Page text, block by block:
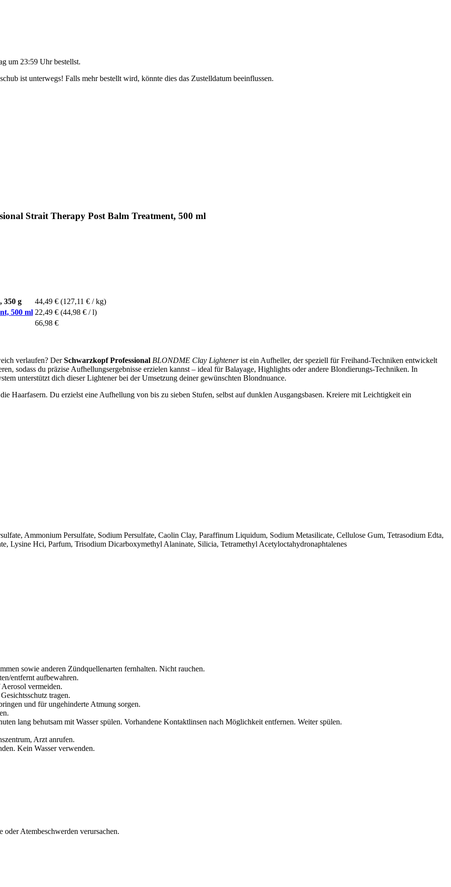
um 23:59 Uhrbestellst.
ist unterwegs! Falls mehr bestellt wird, könnte dies das Zustelldatum beeinflussen.
Strait Therapy Post Balm Treatment, 500 ml
350 g 44,49 € (127,11 € / kg)
500 ml 22,49 € (44,98 € / l)
66,98 €
verlaufen? DerSchwarzkopf Professional BLONDME Clay Lightenerist ein Aufheller, der speziell für Freihand-Techniken entwickelt
sodass du präzise Aufhellungsergebnisse erzielen kannst – ideal für Balayage, Highlights oder andere Blondierungs-Techniken. In
unterstützt dich dieser Lightener bei der Umsetzung deiner gewünschten Blondnuance.
Haarfasern. Du erzielst eine Aufhellung von bis zu sieben Stufen, selbst auf dunklen Ausgangsbasen. Kreiere mit Leichtigkeit ein
Ammonium Persulfate, Sodium Persulfate, Caolin Clay, Paraffinum Liquidum, Sodium Metasilicate, Cellulose Gum, Tetrasodium Edta,
Lysine Hci, Parfum, Trisodium Dicarboxymethyl Alaninate, Silicia, Tetramethyl Acetyloctahydronaphtalenes
sowie anderen Zündquellenarten fernhalten. Nicht rauchen.
entfernt aufbewahren.
vermeiden.
tragen.
und für ungehinderte Atmung sorgen.
lang behutsam mit Wasser spülen. Vorhandene Kontaktlinsen nach Möglichkeit entfernen. Weiter spülen.
Arzt anrufen.
Kein Wasser verwenden.
Atembeschwerden verursachen.